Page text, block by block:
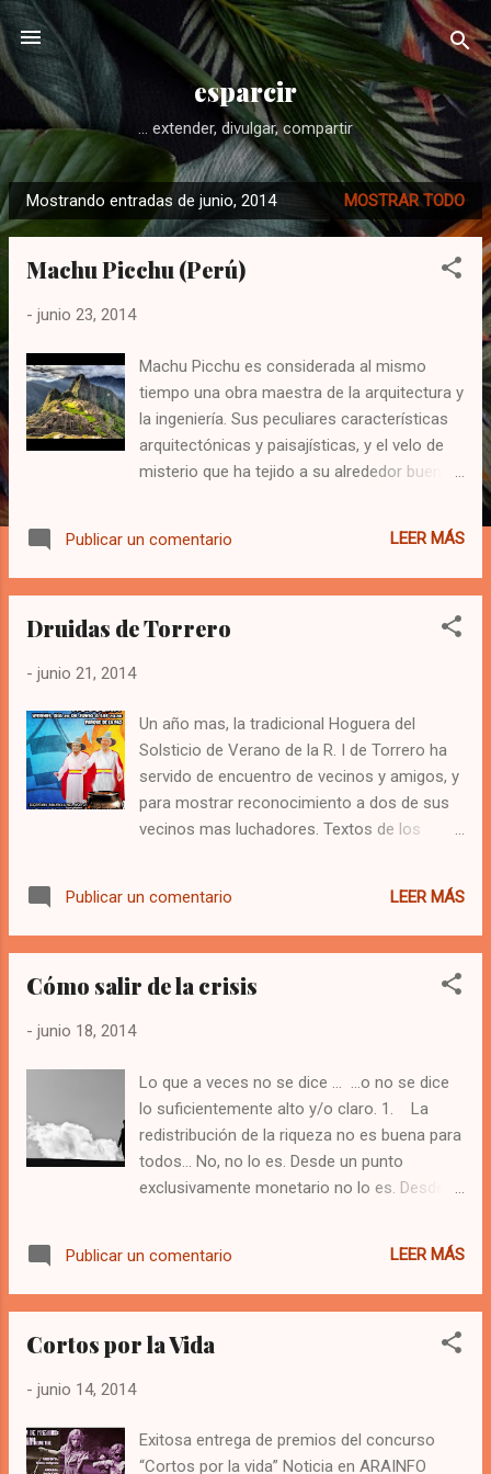
Ir al contenido principal
esparcir
... extender, divulgar, compartir
E
n
Mostrando entradas de junio, 2014 MOSTRAR TODO
Machu Picchu (Perú)
- junio 23, 2014
Machu Picchu es considerada al mismo
tiempo una obra maestra de la arquitectura y
la ingeniería. Sus peculiares características
arquitectónicas y paisajísticas, y el velo de
misterio que ha tejido a su alrededor buena
turísticos más populares del planeta.
Wikipedia
Publicar un comentario LEER MÁS
Druidas de Torrero
- junio 21, 2014
Un año mas, la tradicional Hoguera del
Solsticio de Verano de la R. I de Torrero ha
servido de encuentro de vecinos y amigos, y
para mostrar reconocimiento a dos de sus
vecinos mas luchadores. Textos de los
Independiente de Torrero han organizado la
Hoguera del Solsticio de Verano 2014. Los
este año han sido: Chema Gregorio de la
el barrio, las condiciones de vida, y los
derechos de todos, y promotores de
muchas causas igualitarias y fraternales.
Bebida, comida y música con Bucardo Folk,
el Coro Libertario y la Tribu de Rorro han
Chema Gregorio: Nunca había pensado que
Publicar un comentario LEER MÁS
Cómo salir de la crisis
- junio 18, 2014
Lo que a veces no se dice … ...o no se dice
lo suficientemente alto y/o claro. 1. La
redistribución de la riqueza no es buena para
todos… No, no lo es. Desde un punto
exclusivamente monetario no lo es. Desde
estamos aquí es porque no todos somos
tan guays. Si redistribuyo es que le retiro
enriquecimiento fue injusto, el reparto de
van a quedar sentados. Van a luchar, tienen
Publicar un comentario LEER MÁS
Cortos por la Vida
- junio 14, 2014
Exitosa entrega de premios del concurso
“Cortos por la vida” Noticia en ARAINFO